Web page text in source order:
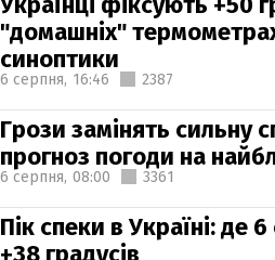
"домашніх"
синоптики
6 серпня, 16:46 2387
Грози замінять сильну
прогноз погоди на
6 серпня, 08:00 3361
Пік спеки в Україні: де
+38 градусів